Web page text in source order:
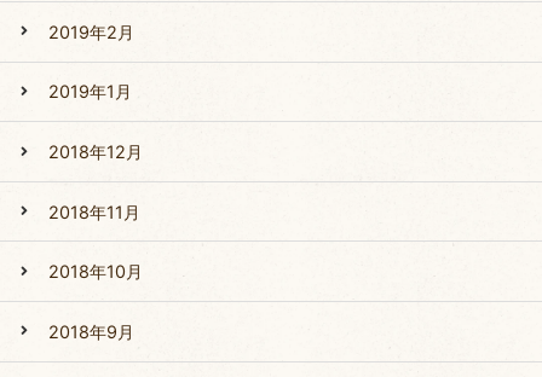
2019年2月
2019年1月
2018年12月
2018年11月
2018年10月
2018年9月